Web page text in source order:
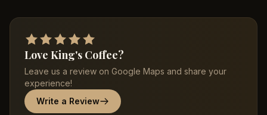
Love King's Coffee?
Leave us a review on Google Maps and share your
experience!
Write a Review